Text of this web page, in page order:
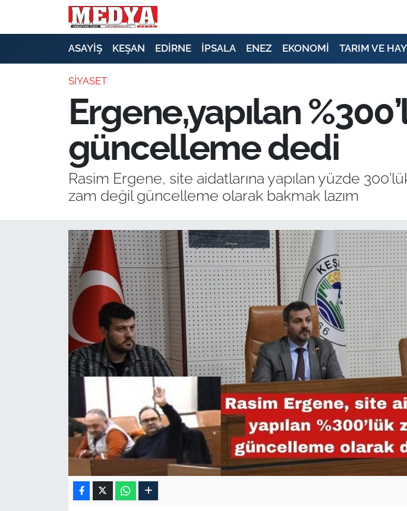
ASAYİŞ KEŞAN EDİRNE İPSALA ENEZ EKONOMİ TARIM VE
SİYASET
Ergene,yapılan
güncelleme dedi
Rasim Ergene, site aidatlarına yapılan yüzde
zam değil güncelleme olarak bakmak lazım
E-GAZETE
GÜNDEM
EKONOMİ
SAĞLIK
EĞİTİM
TARIM VE HAYVANCILIK
KÜLTÜR SANAT
RESMİ İLAN
EDİRNE
KIRKLARELİ